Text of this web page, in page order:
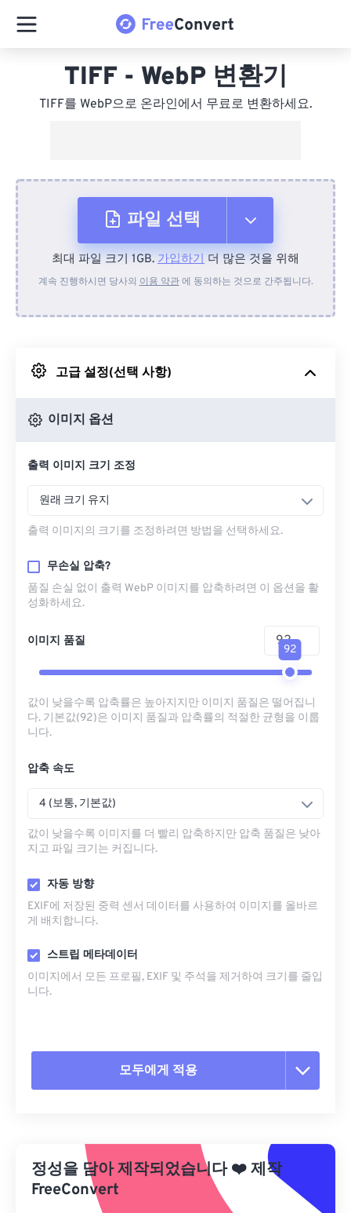
TIFF - WebP 변환기
TIFF를 WebP으로 온라인에서 무료로 변환하세요.
파일 선택
장치에서
Google 드라이브에서
최대 파일 크기 1GB. 가입하기 더 많은 것을 위해
계속 진행하시면 당사의 이용 약관에 동의하는 것으로 간주됩니다.
고급 설정(선택 사항)
이미지 옵션
출력 이미지 크기 조정
원래 크기 유지
출력 이미지의 크기를 조정하려면 방법을 선택하세요.
무손실 압축?
품질 손실 없이 출력 WebP 이미지를 압축하려면 이 옵션을 활
성화하세요.
이미지 품질
92
값이 낮을수록 압축률은 높아지지만 이미지 품질은 떨어집니
다. 기본값(92)은 이미지 품질과 압축률의 적절한 균형을 이룹
니다.
압축 속도
4 (보통, 기본값)
값이 낮을수록 이미지를 더 빨리 압축하지만 압축 품질은 낮아
지고 파일 크기는 커집니다.
자동 방향
EXIF에 저장된 중력 센서 데이터를 사용하여 이미지를 올바르
게 배치합니다.
스트립 메타데이터
이미지에서 모든 프로필, EXIF ​​및 주석을 제거하여 크기를 줄입
니다.
모두에게 적용
사전 설정에서 적용
사전 설정으로 저장
정성을 담아 제작되었습니다❤️제작
FreeConvert